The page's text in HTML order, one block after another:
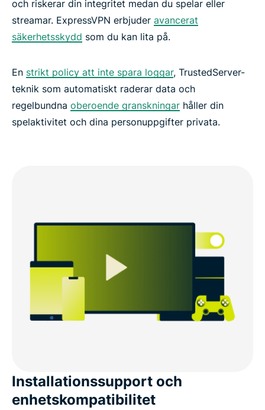
och riskerar din integritet medan du spelar eller
streamar. ExpressVPN erbjuder avancerat
säkerhetsskydd som du kan lita på.
En strikt policy att inte spara loggar, TrustedServer-
teknik som automatiskt raderar data och
regelbundna oberoende granskningar håller din
spelaktivitet och dina personuppgifter privata.
Installationssupport och
enhetskompatibilitet